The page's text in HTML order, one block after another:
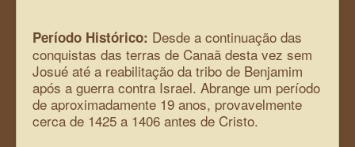
Período Histórico: Desde a continuação das
conquistas das terras de Canaã desta vez sem
Josué até a reabilitação da tribo de Benjamim
após a guerra contra Israel. Abrange um período
de aproximadamente 19 anos, provavelmente
cerca de 1425 a 1406 antes de Cristo.